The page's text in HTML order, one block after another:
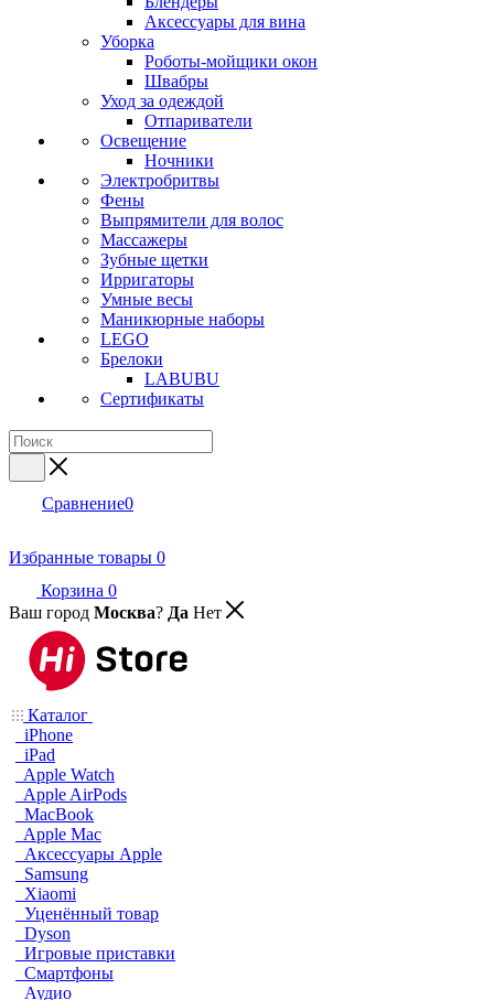
Аксессуары для вина
Уборка
Роботы-мойщики окон
Швабры
Уход за одеждой
Отпариватели
Освещение
Ночники
Электробритвы
Фены
Выпрямители для волос
Массажеры
Зубные щетки
Ирригаторы
Умные весы
Маникюрные наборы
LEGO
Брелоки
LABUBU
Сертификаты
Сравнение0
Избранные товары 0
Корзина 0
Ваш город Москва? Да Нет
Каталог
iPhone
iPad
Apple Watch
Apple AirPods
MacBook
Apple Mac
Аксессуары Apple
Samsung
Xiaomi
Уценённый товар
Dyson
Игровые приставки
Смартфоны
Аудио